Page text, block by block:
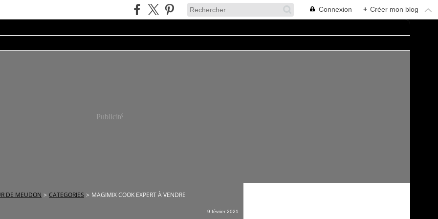
Connexion + Créer mon blog
Publicité
DE MEUDON > CATEGORIES > MAGIMIX COOK EXPERT À VENDRE
9 février 2021